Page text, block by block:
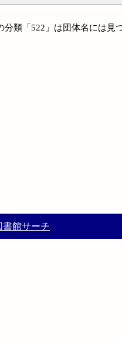
分類「522」は団体名には見
書館サーチ